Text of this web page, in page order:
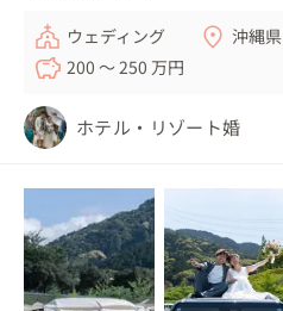
ウェディング
沖縄県
200 〜 250 万円
ホテル・リゾート婚